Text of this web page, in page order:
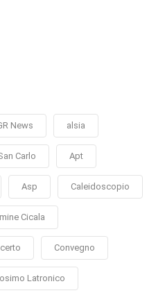
News alsia
Carlo Apt
Asp Caleidoscopio
Cicala
Convegno
Latronico